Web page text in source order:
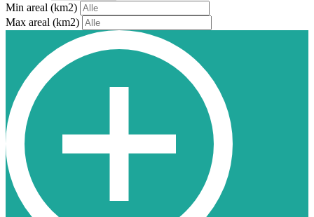
Min areal (km2)
Max areal (km2)